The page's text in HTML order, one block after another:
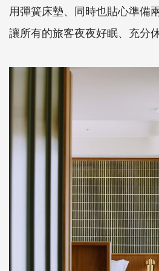
用彈簧床墊、同時也貼心準備
讓所有的旅客夜夜好眠、充分休